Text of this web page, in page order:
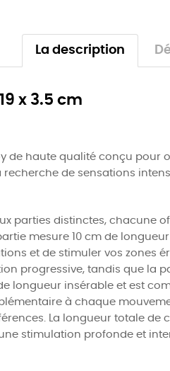
La description
x 3.5 cm
de haute qualité conçu pour
recherche de sensations
parties distinctes, chacune
mesure 10 cm de
et de stimuler vos zones
progressive, tandis que la
longueur insérable et est
à chaque
La longueur totale de
stimulation profonde et